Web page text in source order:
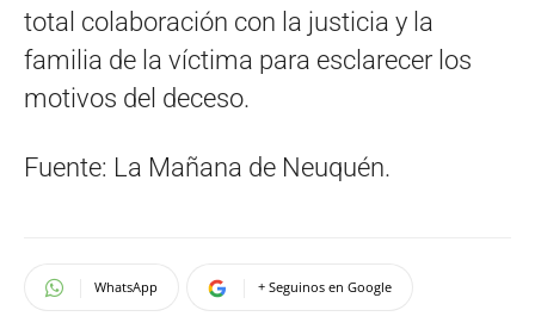
total colaboración con la justicia y la
familia de la víctima para esclarecer los
motivos del deceso.
Fuente: La Mañana de Neuquén.
WhatsApp + Seguinos en Google